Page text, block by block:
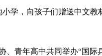
学，向孩子们赠送中文
、青年高中共同举办“